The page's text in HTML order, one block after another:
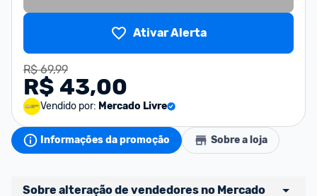
Ativar Alerta
R$ 69,99
R$ 43,00
Vendido por: Mercado Livre
Informações da promoção Sobre a loja
Sobre alteração de vendedores no Mercado